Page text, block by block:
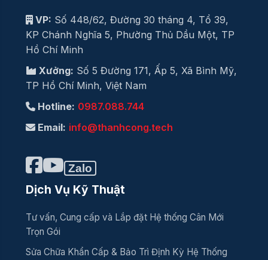
VP: Số 448/62, Đường 30 tháng 4, Tổ 39,
KP Chánh Nghĩa 5, Phường Thủ Dầu Một, TP
Hồ Chí Minh
Xưởng: Số 5 Đường 171, Ấp 5, Xã Bình Mỹ,
TP Hồ Chí Minh, Việt Nam
Hotline: 0987.088.744
Email: info@thanhcong.tech
Zalo
Dịch Vụ Kỹ Thuật
Tư vấn, Cung cấp và Lắp đặt Hệ thống Cân Mới
Trọn Gói
Sửa Chữa Khẩn Cấp & Bảo Trì Định Kỳ Hệ Thống